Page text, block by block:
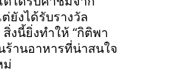
ยังได้รับรางวัล
งนี้ยิ่งทำให้ “กิติพา
ร้านอาหารที่น่าสนใจ
ม่